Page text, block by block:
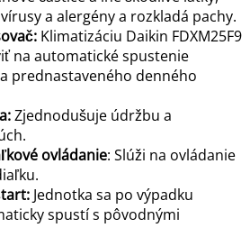
a alergény a rozkladá pachy.
Klimatizáciu Daikin FDXM25F9
na automatické spustenie
prednastaveného denného
Zjednodušuje údržbu a
ovládanie: Slúži na ovládanie
Jednotka sa po výpadku
spustí s pôvodnými